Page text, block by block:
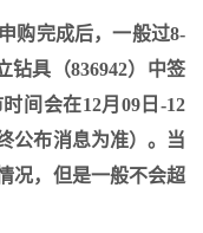
购完成后，一般过8-
钻具（836942）中签
间会在12月09日-12
公布消息为准）。当
况，但是一般不会超